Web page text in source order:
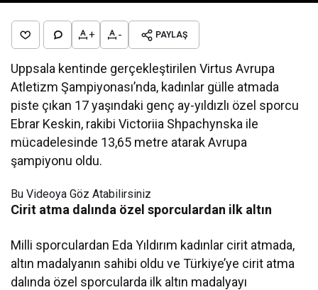
+ - PAYLAŞ
Uppsala kentinde gerçekleştirilen Virtus Avrupa
Atletizm Şampiyonası’nda, kadınlar gülle atmada
piste çıkan 17 yaşındaki genç ay-yıldızlı özel sporcu
Ebrar Keskin, rakibi Victoriia Shpachynska ile
mücadelesinde 13,65 metre atarak Avrupa
şampiyonu oldu.
Bu Videoya Göz Atabilirsiniz
Cirit atma dalında özel sporculardan ilk altın
Milli sporculardan Eda Yıldırım kadınlar cirit atmada,
altın madalyanın sahibi oldu ve Türkiye’ye cirit atma
dalında özel sporcularda ilk altın madalyayı